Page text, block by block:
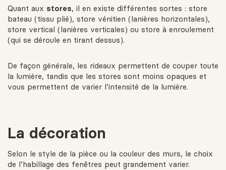
Quant aux stores, il en existe différentes sortes : store
bateau (tissu plié), store vénitien (lanières horizontales),
store vertical (lanières verticales) ou store à enroulement
(qui se déroule en tirant dessus).
De façon générale, les rideaux permettent de couper toute
la lumière, tandis que les stores sont moins opaques et
vous permettent de varier l’intensité de la lumière.
La décoration
Selon le style de la pièce ou la couleur des murs, le choix
de l’habillage des fenêtres peut grandement varier.